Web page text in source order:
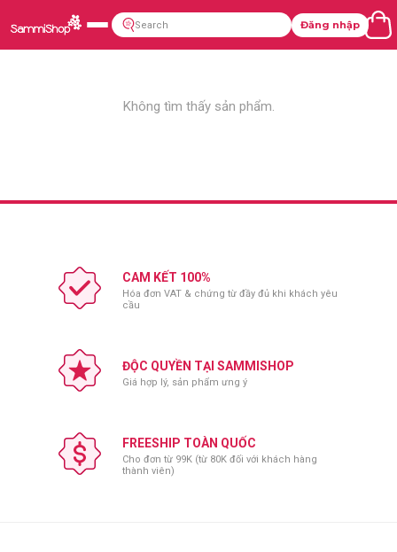
Đăng nhập
Không tìm thấy sản phẩm.
CAM KẾT 100%
Hóa đơn VAT & chứng từ đầy đủ khi khách yêu
cầu
ĐỘC QUYỀN TẠI SAMMISHOP
Giá hợp lý, sản phẩm ưng ý
FREESHIP TOÀN QUỐC
Cho đơn từ 99K (từ 80K đối với khách hàng
thành viên)